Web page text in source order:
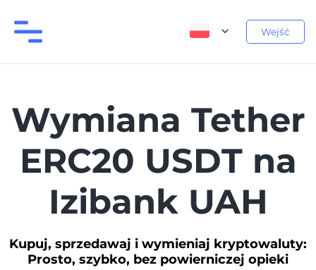
Wejść
Wymiana Tether
ERC20 USDT na
Izibank UAH
Kupuj, sprzedawaj i wymieniaj kryptowaluty:
Prosto, szybko, bez powierniczej opieki